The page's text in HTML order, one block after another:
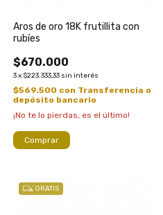
Aros de oro 18K frutillita con
rubíes
$670.000
3x $223.333,33 sin interés
$569.500 con Transferencia o
depósito bancario
¡No te lo pierdas, es el último!
Comprar
GRATIS